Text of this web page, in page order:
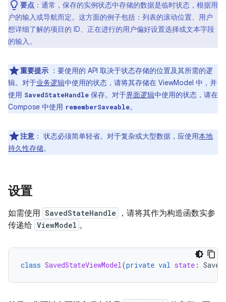
要点 ：通常，保存的实例状态中存储的数据是临时状态，根据用
户的输入或导航而定。这方面的例子包括：列表的滚动位置、用户
想详细了解的项目的 ID、正在进行的用户偏好设置选择或文本字段
的输入。
重要提示 ：要使用的 API 取决于状态存储的位置及其所需的逻
辑。对于业务逻辑中使用的状态，请将其存储在 ViewModel 中，并
使用 SavedStateHandle 保存。对于界面逻辑中使用的状态，请在
Compose 中使用 rememberSaveable。
注意 ： 状态必须简单轻省。对于复杂或大型数据，应使用本地
持久性存储。
设置
如需使用 SavedStateHandle
，请将其作为构造函数实参
传递给 ViewModel 。
class SavedStateViewModel(private val state :